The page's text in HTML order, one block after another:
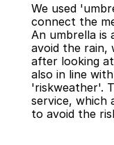
We used
connect the
An umbrella is
avoid the rain,
after looking
also in line
'riskweather'.
service, which
to avoid the